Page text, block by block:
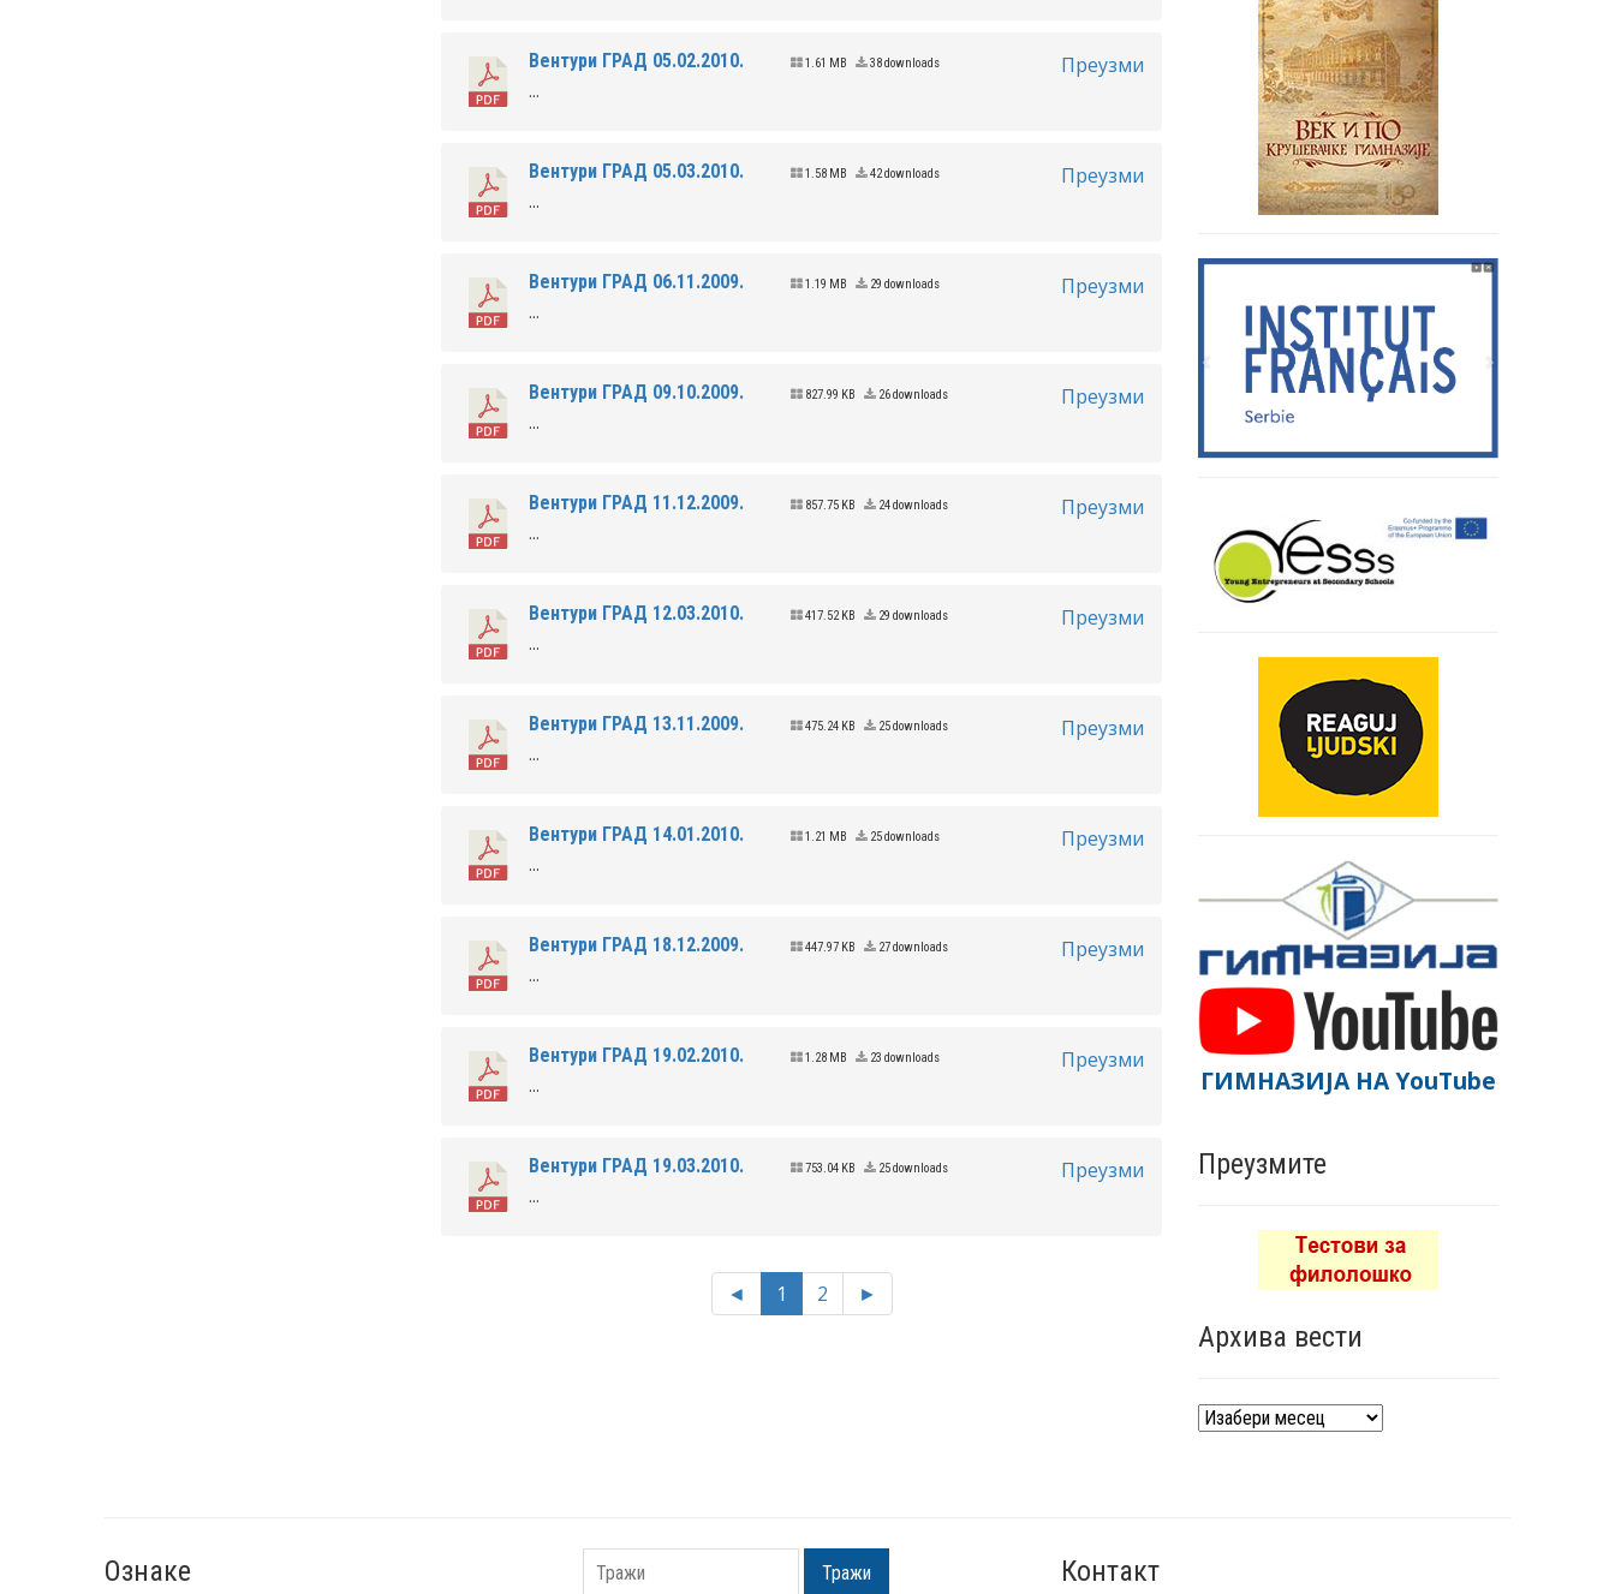
Преузми
Вентури ГРАД 05.02.2010. 1.61 MB 38 downloads
...
Преузми
Вентури ГРАД 05.03.2010. 1.58 MB 42 downloads
...
Преузми
Вентури ГРАД 06.11.2009. 1.19 MB 29 downloads
...
Преузми
Вентури ГРАД 09.10.2009. 827.99 KB 26 downloads
...
Преузми
Вентури ГРАД 11.12.2009. 857.75 KB 24 downloads
...
Преузми
Вентури ГРАД 12.03.2010. 417.52 KB 29 downloads
...
Преузми
Вентури ГРАД 13.11.2009. 475.24 KB 25 downloads
...
Преузми
Вентури ГРАД 14.01.2010. 1.21 MB 25 downloads
...
Преузми
Вентури ГРАД 18.12.2009. 447.97 KB 27 downloads
...
Преузми
Вентури ГРАД 19.02.2010. 1.28 MB 23 downloads
...
Преузми
Вентури ГРАД 19.03.2010. 753.04 KB 25 downloads
...
◄ 1 2 ►
ГИМНАЗИЈА НА YouTube
Преузмите
Архива вести
Архива
Ознаке Тражи Контакт